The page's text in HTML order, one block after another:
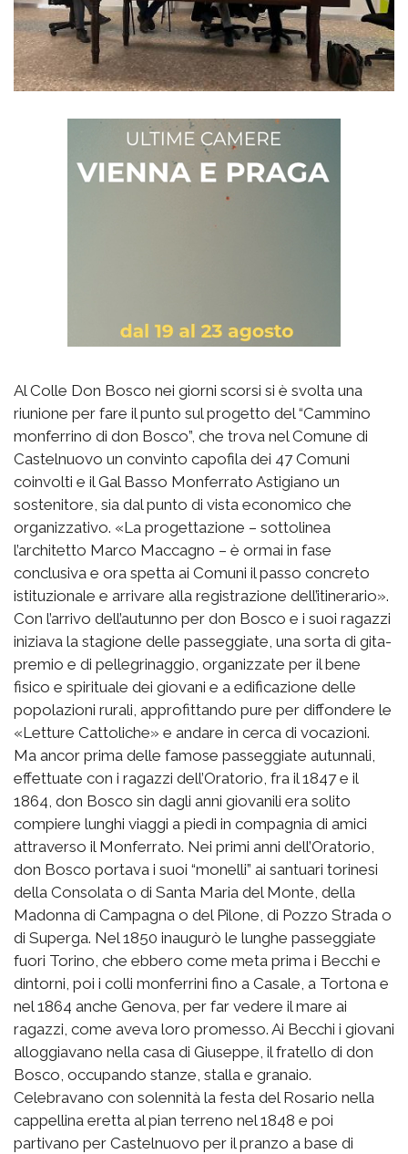
Al Colle Don Bosco nei giorni scorsi si è svolta una
riunione per fare il punto sul progetto del “Cammino
monferrino di don Bosco”, che trova nel Comune di
Castelnuovo un convinto capofila dei 47 Comuni
coinvolti e il Gal Basso Monferrato Astigiano un
sostenitore, sia dal punto di vista economico che
organizzativo. «La progettazione – sottolinea
l’architetto Marco Maccagno – è ormai in fase
conclusiva e ora spetta ai Comuni il passo concreto
istituzionale e arrivare alla registrazione dell’itinerario».
Con l’arrivo dell’autunno per don Bosco e i suoi ragazzi
iniziava la stagione delle passeggiate, una sorta di gita-
premio e di pellegrinaggio, organizzate per il bene
fisico e spirituale dei giovani e a edificazione delle
popolazioni rurali, approfittando pure per diffondere le
«Letture Cattoliche» e andare in cerca di vocazioni.
Ma ancor prima delle famose passeggiate autunnali,
effettuate con i ragazzi dell’Oratorio, fra il 1847 e il
1864, don Bosco sin dagli anni giovanili era solito
compiere lunghi viaggi a piedi in compagnia di amici
attraverso il Monferrato. Nei primi anni dell’Oratorio,
don Bosco portava i suoi “monelli” ai santuari torinesi
della Consolata o di Santa Maria del Monte, della
Madonna di Campagna o del Pilone, di Pozzo Strada o
di Superga. Nel 1850 inaugurò le lunghe passeggiate
fuori Torino, che ebbero come meta prima i Becchi e
dintorni, poi i colli monferrini fino a Casale, a Tortona e
nel 1864 anche Genova, per far vedere il mare ai
ragazzi, come aveva loro promesso. Ai Becchi i giovani
alloggiavano nella casa di Giuseppe, il fratello di don
Bosco, occupando stanze, stalla e granaio.
Celebravano con solennità la festa del Rosario nella
cappellina eretta al pian terreno nel 1848 e poi
partivano per Castelnuovo per il pranzo a base di